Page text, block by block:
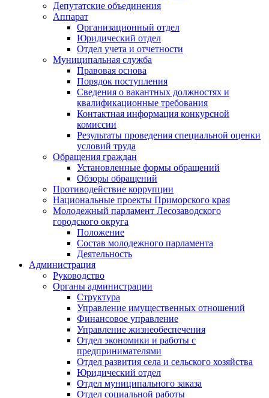
Депутатские объединения
Аппарат
Организационный отдел
Юридический отдел
Отдел учета и отчетности
Муниципальная служба
Правовая основа
Порядок поступления
Сведения о вакантных должностях и
квалификационные требования
Контактная информация конкурсной
комиссии
Результаты проведения специальной оценки
условий труда
Обращения граждан
Установленные формы обращений
Обзоры обращений
Противодействие коррупции
Национальные проекты Приморского края
Молодежный парламент Лесозаводского
городского округа
Положение
Состав молодежного парламента
Деятельность
Администрация
Руководство
Органы администрации
Структура
Управление имущественных отношений
Финансовое управление
Управление жизнеобеспечения
Отдел экономики и работы с
предпринимателями
Отдел развития села и сельского хозяйства
Юридический отдел
Отдел муниципального заказа
Отдел социальной работы